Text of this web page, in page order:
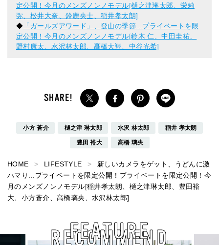
定公開！今月のメンズノンノモデル[樋之津琳太郎、栄莉
弥、松井大奈、鈴鹿央士、稲井孝太朗]
◆ 「ガールズアワード」、登山の季節...プライベートを限
定公開！今月のメンズノンノモデル[鈴木 仁、中田圭祐、
野村康太、水沢林太郎、髙橋大翔、中谷光希]
小方 蒼介 樋之津 琳太郎 水沢 林太郎 稲井 孝太朗
豊田 裕大 高橋 璃央
HOME LIFESTYLE
新しいカメラをゲット、うどんに激
ハマり...プライベートを限定公開！プライベートを限定公開！今
月のメンズノンノモデル[稲井孝太朗、樋之津琳太郎、豊田裕
大、小方蒼介、高橋璃央、水沢林太郎]
RECOMMEND
FEATURE